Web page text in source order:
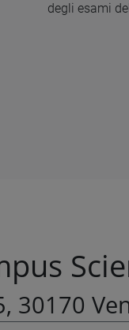
degli esami
30170